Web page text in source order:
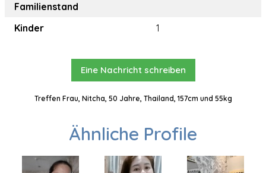
Familienstand
Kinder
1
Eine Nachricht schreiben
Treffen Frau, Nitcha, 50 Jahre, Thailand, 157cm und 55kg
Ähnliche Profile